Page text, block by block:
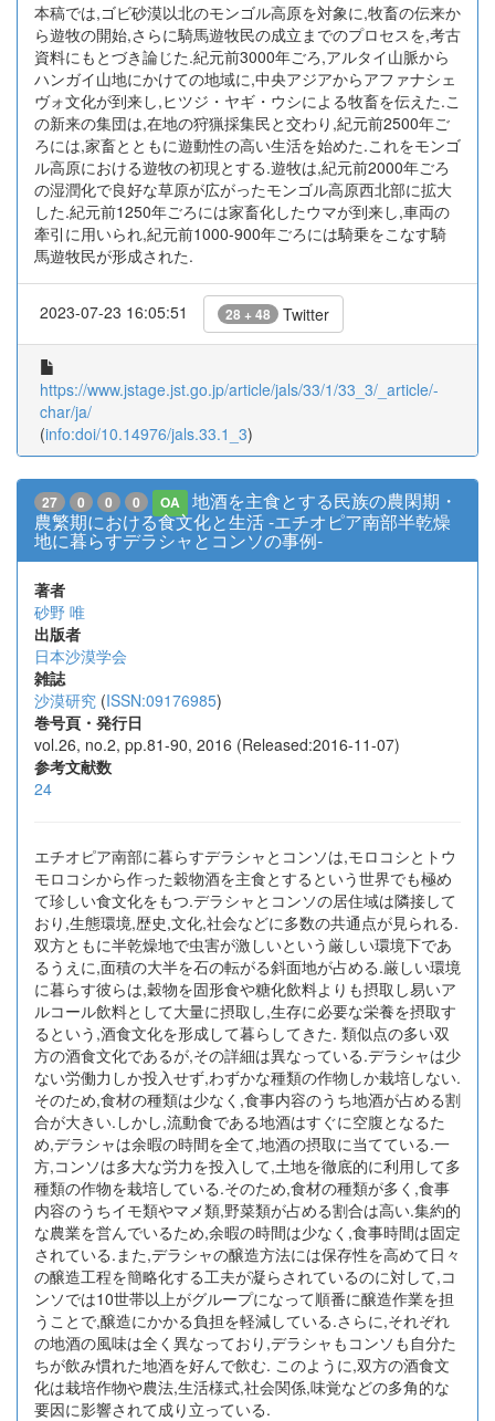
本稿では,ゴビ砂漠以北のモンゴル高原を対象に,牧畜の伝来か
ら遊牧の開始,さらに騎馬遊牧民の成立までのプロセスを,考古
資料にもとづき論じた.紀元前3000年ごろ,アルタイ山脈から
ハンガイ山地にかけての地域に,中央アジアからアファナシェ
ヴォ文化が到来し,ヒツジ・ヤギ・ウシによる牧畜を伝えた.こ
の新来の集団は,在地の狩猟採集民と交わり,紀元前2500年ご
ろには,家畜とともに遊動性の高い生活を始めた.これをモンゴ
ル高原における遊牧の初現とする.遊牧は,紀元前2000年ごろ
の湿潤化で良好な草原が広がったモンゴル高原西北部に拡大
した.紀元前1250年ごろには家畜化したウマが到来し,車両の
牽引に用いられ,紀元前1000-900年ごろには騎乗をこなす騎
馬遊牧民が形成された.
2023-07-23 16:05:51 28 + 48 Twitter
https://www.jstage.jst.go.jp/article/jals/33/1/33_3/_article/-
char/ja/
(info:doi/10.14976/jals.33.1_3)
27 0 0 0 OA
地酒を主食とする民族の農閑期・
農繁期における食文化と生活 -エチオピア南部半乾燥
地に暮らすデラシャとコンソの事例-
著者
砂野 唯
出版者
日本沙漠学会
雑誌
沙漠研究 (ISSN:09176985)
巻号頁・発行日
vol.26, no.2, pp.81-90, 2016 (Released:2016-11-07)
参考文献数
24
エチオピア南部に暮らすデラシャとコンソは,モロコシとトウ
モロコシから作った穀物酒を主食とするという世界でも極め
て珍しい食文化をもつ.デラシャとコンソの居住域は隣接して
おり,生態環境,歴史,文化,社会などに多数の共通点が見られる.
双方ともに半乾燥地で虫害が激しいという厳しい環境下であ
るうえに,面積の大半を石の転がる斜面地が占める.厳しい環境
に暮らす彼らは,穀物を固形食や糖化飲料よりも摂取し易いア
ルコール飲料として大量に摂取し,生存に必要な栄養を摂取す
るという,酒食文化を形成して暮らしてきた. 類似点の多い双
方の酒食文化であるが,その詳細は異なっている.デラシャは少
ない労働力しか投入せず,わずかな種類の作物しか栽培しない.
そのため,食材の種類は少なく,食事内容のうち地酒が占める割
合が大きい.しかし,流動食である地酒はすぐに空腹となるた
め,デラシャは余暇の時間を全て,地酒の摂取に当てている.一
方,コンソは多大な労力を投入して,土地を徹底的に利用して多
種類の作物を栽培している.そのため,食材の種類が多く,食事
内容のうちイモ類やマメ類,野菜類が占める割合は高い.集約的
な農業を営んでいるため,余暇の時間は少なく,食事時間は固定
されている.また,デラシャの醸造方法には保存性を高めて日々
の醸造工程を簡略化する工夫が凝らされているのに対して,コ
ンソでは10世帯以上がグループになって順番に醸造作業を担
うことで,醸造にかかる負担を軽減している.さらに,それぞれ
の地酒の風味は全く異なっており,デラシャもコンソも自分た
ちが飲み慣れた地酒を好んで飲む. このように,双方の酒食文
化は栽培作物や農法,生活様式,社会関係,味覚などの多角的な
要因に影響されて成り立っている.